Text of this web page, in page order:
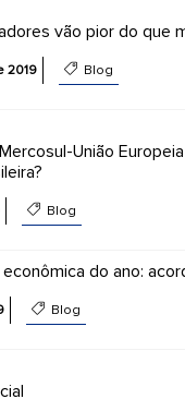
vão pior do que
2019 Blog
União
Blog
do ano:
Blog